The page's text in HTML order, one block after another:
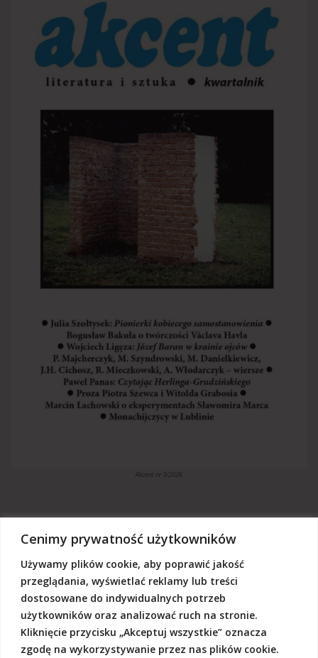
Cenimy prywatność użytkowników
Używamy plików cookie, aby poprawić jakość
przeglądania, wyświetlać reklamy lub treści
dostosowane do indywidualnych potrzeb
użytkowników oraz analizować ruch na stronie.
Kliknięcie przycisku „Akceptuj wszystkie” oznacza
zgodę na wykorzystywanie przez nas plików cookie.
Akcent nr 3/2026
„Akcent” jest czasopismem niezależnym, utrzymujemy się z dotacji
budżetowych oraz darowizn. Będziemy wdzięczni, jeśli zechcą nas
Państwo wesprzeć dowolną kwotą.
Wschodnia Fundacja Kultury „Akcent”, ul. Grodzka 3, 20-112 Lublin
Nr rachunku:50124015031111000017528667
(z dopiskiem: Darowizna na działalność statutową Wschodniej
Fundacji Kultury Akcent w sferze pożytku publicznego)